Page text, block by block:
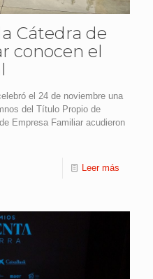
Cátedra de
conocen el
el 24 de noviembre una
del Título Propio de
Empresa Familiar acudieron
Leer más